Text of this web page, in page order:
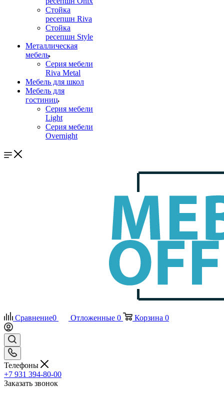
Стойка
ресепшн Riva
Стойка
ресепшн Style
Металлическая
мебель
Серия мебели
Riva Metal
Мебель для школ
Мебель для
гостиниц
Серия мебели
Light
Серия мебели
Overnight
Сравнение0 Отложенные 0 Корзина 0
Телефоны
+7 931 394-80-00
Заказать звонок